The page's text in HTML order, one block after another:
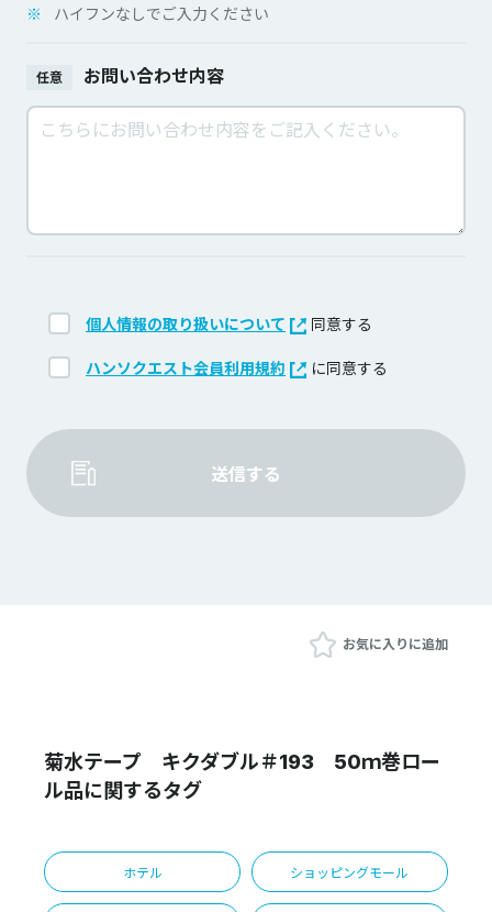
※ ハイフンなしでご入力ください
任意 お問い合わせ内容
個人情報の取り扱いについて 同意する
ハンソクエスト会員利用規約 に同意する
送信する
お気に入りに追加
菊水テープ キクダブル＃193 50ｍ巻ロー
ル品に関するタグ
ホテル ショッピングモール